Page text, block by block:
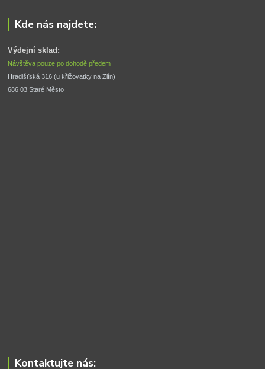
Kde nás najdete:
Výdejní sklad:
Návštěva pouze po dohodě předem
Hradišťská 316 (u křižovatky na Zlín)
686 03 Staré Město
Kontaktujte nás: